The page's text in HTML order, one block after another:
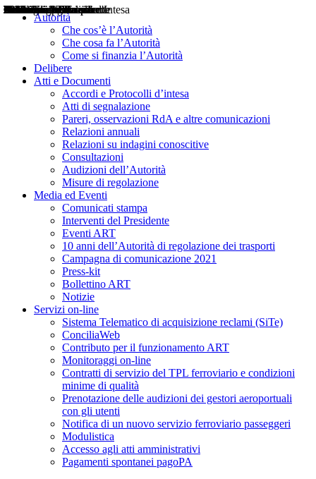
Autorità
Che cos’è l’Autorità
Che cosa fa l’Autorità
Come si finanzia l’Autorità
Delibere
Atti e Documenti
Accordi e Protocolli d’intesa
Atti di segnalazione
Pareri, osservazioni RdA e altre comunicazioni
Relazioni annuali
Relazioni su indagini conoscitive
Consultazioni
Audizioni dell’Autorità
Misure di regolazione
Media ed Eventi
Comunicati stampa
Interventi del Presidente
Eventi ART
10 anni dell’Autorità di regolazione dei trasporti
Campagna di comunicazione 2021
Press-kit
Bollettino ART
Notizie
Servizi on-line
Sistema Telematico di acquisizione reclami (SiTe)
ConciliaWeb
Contributo per il funzionamento ART
Monitoraggi on-line
Contratti di servizio del TPL ferroviario e condizioni
minime di qualità
Prenotazione delle audizioni dei gestori aeroportuali
con gli utenti
Notifica di un nuovo servizio ferroviario passeggeri
Modulistica
Accesso agli atti amministrativi
Pagamenti spontanei pagoPA
Delibere
Pareri
Consultazioni
Audizioni
Atti di Segnalazione
Accordi e Protocolli d'Intesa
Relazioni annuali
Misure di regolazione
Notizie
Comunicati Stampa
Bollettini ART
Convegni ART
Interviste del Presidente
Articoli in primo piano
Interventi del Presidente
2004
2005
2010
2013
2014
2015
2016
2017
2018
2019
202
2020
2021
2022
2023
2024
2025
2026
Aereo
Marittimo
Terrestre